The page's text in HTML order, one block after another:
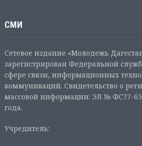
СМИ
Сетевое издание «Молодежь
зарегистрирован Федеральной
сфере связи, информационных
коммуникаций. Свидетельство о
массовой информации: ЭЛ № ФС77-
года.
Учредитель: